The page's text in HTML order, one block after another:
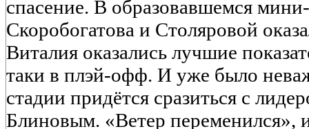
спасение. В образовавшемся
Скоробогатова и Столяровой
Виталия оказались лучшие
таки в плэй-офф. И уже было
стадии придётся сразиться с
Блиновым. «Ветер переменился»,